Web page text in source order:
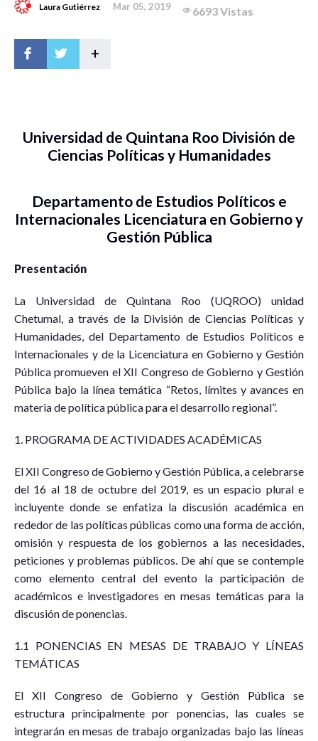
Laura Gutiérrez Mar 05, 2019 6693 Vistas
+
Universidad de Quintana Roo División de
Ciencias Políticas y Humanidades
Departamento de Estudios Políticos e
Internacionales Licenciatura en Gobierno y
Gestión Pública
Presentación
La Universidad de Quintana Roo (UQROO) unidad
Chetumal, a través de la División de Ciencias Políticas y
Humanidades, del Departamento de Estudios Políticos e
Internacionales y de la Licenciatura en Gobierno y Gestión
Pública promueven el XII Congreso de Gobierno y Gestión
Pública bajo la línea temática “Retos, límites y avances en
materia de política pública para el desarrollo regional”.
1. PROGRAMA DE ACTIVIDADES ACADÉMICAS
El XII Congreso de Gobierno y Gestión Pública, a celebrarse
del 16 al 18 de octubre del 2019, es un espacio plural e
incluyente donde se enfatiza la discusión académica en
rededor de las políticas públicas como una forma de acción,
omisión y respuesta de los gobiernos a las necesidades,
peticiones y problemas públicos. De ahí que se contemple
como elemento central del evento la participación de
académicos e investigadores en mesas temáticas para la
discusión de ponencias.
1.1 PONENCIAS EN MESAS DE TRABAJO Y LÍNEAS
TEMÁTICAS
El XII Congreso de Gobierno y Gestión Pública se
estructura principalmente por ponencias, las cuales se
integrarán en mesas de trabajo organizadas bajo las líneas